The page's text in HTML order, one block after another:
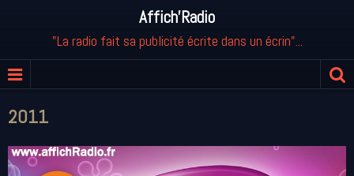
Affich'Radio
"La radio fait sa publicité écrite dans un écrin"...
2011